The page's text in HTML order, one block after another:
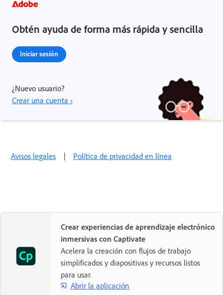
Obtén ayuda de forma más rápida y sencilla
Iniciar sesión
¿Nuevo usuario?
Crear una cuenta ›
Avisos legales | Política de privacidad en línea
Crear experiencias de aprendizaje electrónico
inmersivas con Captivate
Acelera la creación con flujos de trabajo
simplificados y diapositivas y recursos listos
para usar.
Abrir la aplicación